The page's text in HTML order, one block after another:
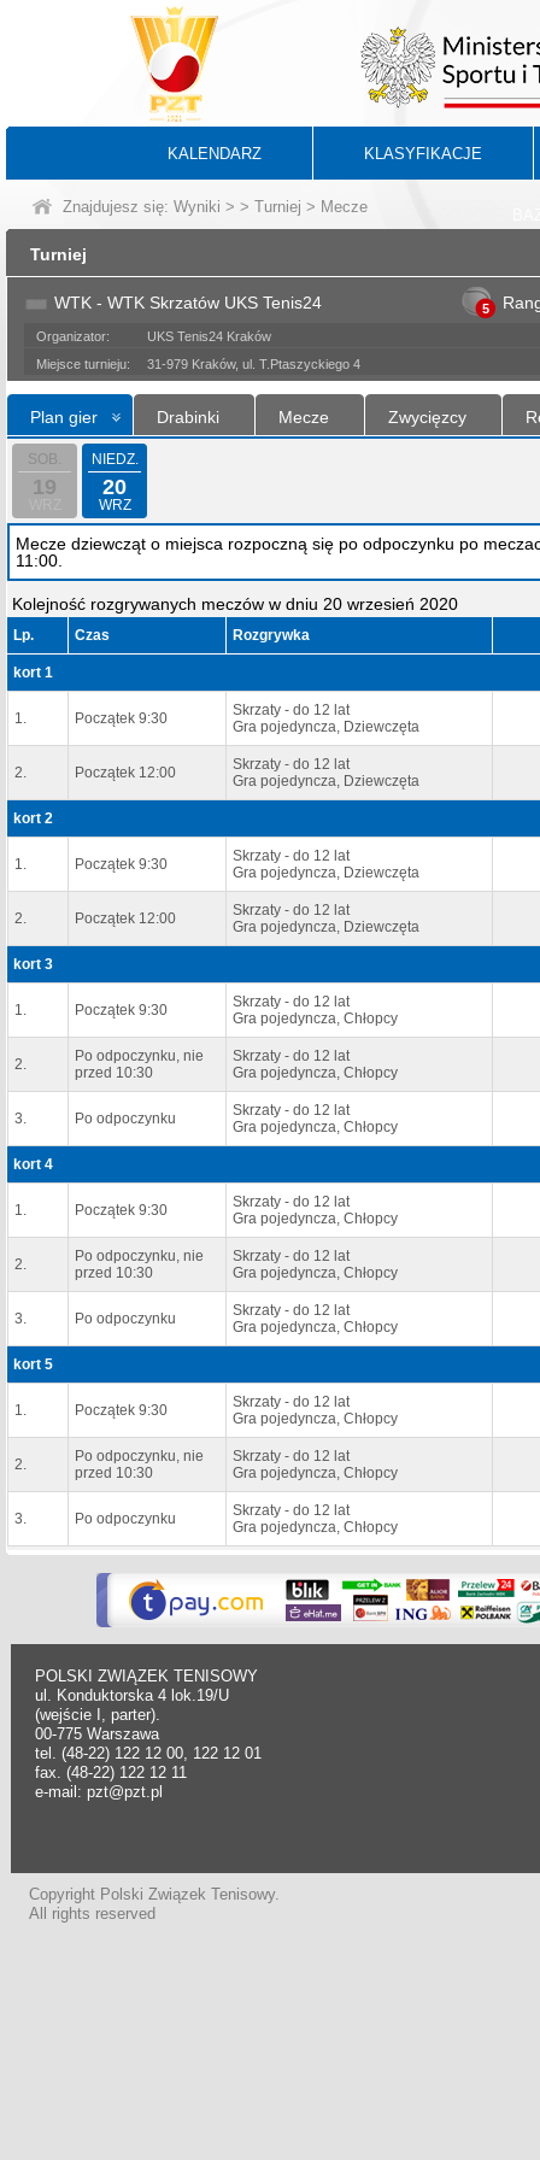
KALENDARZ KLASYFIKACJE
Znajdujesz się: Wyniki > > Turniej > Mecze
Turniej
WTK - WTK Skrzatów UKS Tenis24 5
Organizator:
UKS Tenis24 Kraków
Miejsce turnieju:
31-979 Kraków, ul. T.Ptaszyckiego 4
Plan gier Drabinki Mecze Zwycięzcy
SOB.
19
NIEDZ.
20
WRZ
Mecze dziewcząt o miejsca rozpoczną się po odpoczynku po
11:00.
Kolejność rozgrywanych meczów w dniu 20 wrzesień 2020
Lp. Czas Rozgrywka
kort 1
1. Początek 9:30
Skrzaty - do 12 lat
Gra pojedyncza, Dziewczęta
2. Początek 12:00
Skrzaty - do 12 lat
Gra pojedyncza, Dziewczęta
kort 2
1. Początek 9:30
Skrzaty - do 12 lat
Gra pojedyncza, Dziewczęta
2. Początek 12:00
Skrzaty - do 12 lat
Gra pojedyncza, Dziewczęta
kort 3
1. Początek 9:30
Skrzaty - do 12 lat
Gra pojedyncza, Chłopcy
2.
Po odpoczynku, nie
przed 10:30
Skrzaty - do 12 lat
Gra pojedyncza, Chłopcy
3. Po odpoczynku
Skrzaty - do 12 lat
Gra pojedyncza, Chłopcy
kort 4
1. Początek 9:30
Skrzaty - do 12 lat
Gra pojedyncza, Chłopcy
2.
Po odpoczynku, nie
przed 10:30
Skrzaty - do 12 lat
Gra pojedyncza, Chłopcy
3. Po odpoczynku
Skrzaty - do 12 lat
Gra pojedyncza, Chłopcy
kort 5
1. Początek 9:30
Skrzaty - do 12 lat
Gra pojedyncza, Chłopcy
2.
Po odpoczynku, nie
przed 10:30
Skrzaty - do 12 lat
Gra pojedyncza, Chłopcy
3. Po odpoczynku
Skrzaty - do 12 lat
Gra pojedyncza, Chłopcy
POLSKI ZWIĄZEK TENISOWY
ul. Konduktorska 4 lok.19/U
(wejście I, parter).
00-775 Warszawa
tel. (48-22) 122 12 00, 122 12 01
fax. (48-22) 122 12 11
e-mail: pzt@pzt.pl
Copyright Polski Związek Tenisowy.
All rights reserved